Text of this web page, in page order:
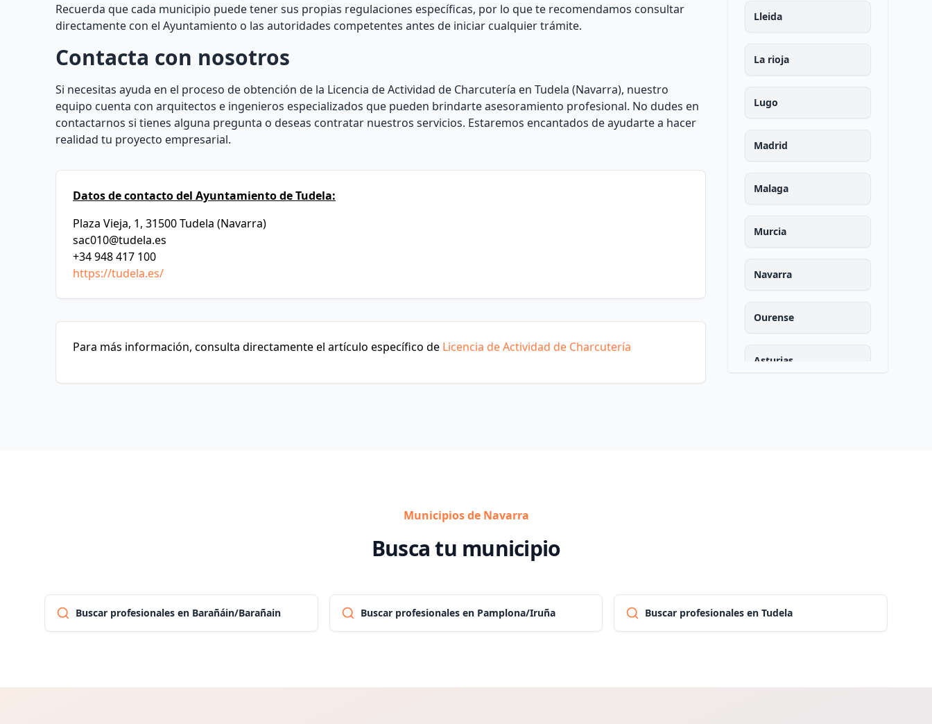
Recuerda que cada municipio puede tener sus propias regulaciones específicas, por lo que te recomendamos consultar
directamente con el Ayuntamiento o las autoridades competentes antes de iniciar cualquier trámite.
Contacta con nosotros
Si necesitas ayuda en el proceso de obtención de la Licencia de Actividad de Charcutería en Tudela (Navarra), nuestro
equipo cuenta con arquitectos e ingenieros especializados que pueden brindarte asesoramiento profesional. No dudes en
contactarnos si tienes alguna pregunta o deseas contratar nuestros servicios. Estaremos encantados de ayudarte a hacer
realidad tu proyecto empresarial.
Datos de contacto del Ayuntamiento de Tudela:
Plaza Vieja, 1, 31500 Tudela (Navarra)
sac010@tudela.es
+34 948 417 100
https://tudela.es/
Para más información, consulta directamente el artículo específico de Licencia de Actividad de Charcutería
Lleida
La rioja
Lugo
Madrid
Malaga
Murcia
Navarra
Ourense
Asturias
Cantabria
Municipios de Navarra
Busca tu municipio
Buscar profesionales en Barañáin/Barañain Buscar profesionales en Pamplona/Iruña Buscar profesionales en Tudela